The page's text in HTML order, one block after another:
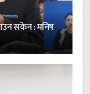
सकेन : मनिष